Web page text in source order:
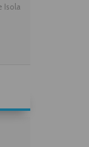
Isola